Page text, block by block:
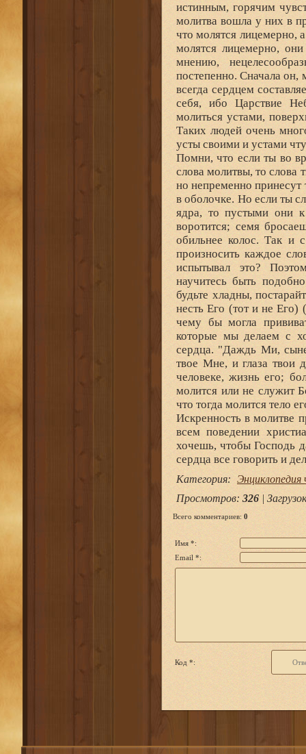
истинным, горячим
молитва вошла у них в
что молятся лицемерно,
молятся лицемерно,
мнению,
постепенно. Сначала он,
всегда сердцем
себя, ибо Царствие
молиться устами,
Таких людей очень
усты своими и устами
Помни, что если ты во
слова молитвы, то слова
но непременно принесут
в оболочке. Но если ты
ядра, то пустыми они
воротится; семя
обильнее колос. Так и
произносить каждое
испытывал это?
научитесь быть
будьте хладны,
несть Его (тот и не
чему бы могла
которые мы делаем с
сердца. "Даждь Ми,
твое Мне, и глаза твои
человеке, жизнь его;
молится или не служит
что тогда молится тело
Искренность в молитве
всем поведении
хочешь, чтобы Господь
сердца все говорить и
Категория: Энциклопедия
Просмотров: 326 | Загрузок
Всего комментариев: 0
Имя *:
Email *:
Код *: